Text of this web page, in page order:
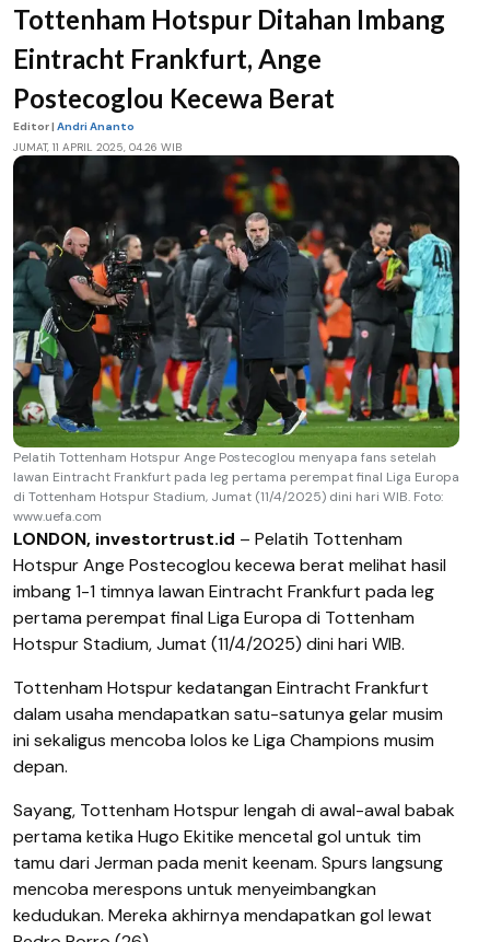
Tottenham Hotspur Ditahan Imbang
Eintracht Frankfurt, Ange
Postecoglou Kecewa Berat
Editor | Andri Ananto
JUMAT, 11 APRIL 2025, 04.26 WIB
Pelatih Tottenham Hotspur Ange Postecoglou menyapa fans setelah
lawan Eintracht Frankfurt pada leg pertama perempat final Liga Europa
di Tottenham Hotspur Stadium, Jumat (11/4/2025) dini hari WIB. Foto:
www.uefa.com
LONDON, investortrust.id – Pelatih Tottenham
Hotspur Ange Postecoglou kecewa berat melihat hasil
imbang 1-1 timnya lawan Eintracht Frankfurt pada leg
pertama perempat final Liga Europa di Tottenham
Hotspur Stadium, Jumat (11/4/2025) dini hari WIB.
Tottenham Hotspur kedatangan Eintracht Frankfurt
dalam usaha mendapatkan satu-satunya gelar musim
ini sekaligus mencoba lolos ke Liga Champions musim
depan.
Sayang, Tottenham Hotspur lengah di awal-awal babak
pertama ketika Hugo Ekitike mencetal gol untuk tim
tamu dari Jerman pada menit keenam. Spurs langsung
mencoba merespons untuk menyeimbangkan
kedudukan. Mereka akhirnya mendapatkan gol lewat